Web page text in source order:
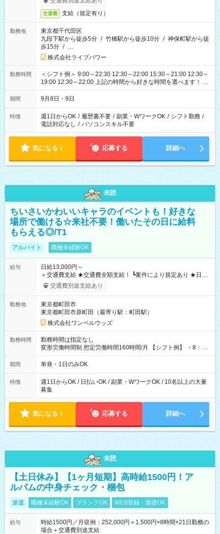
交通費 支給（規定有り）
勤務地
東京都千代田区
九段下駅から徒歩5分 / 竹橋駅から徒歩10分 / 神保町駅から徒
歩15分 / …
株式会社ライブパワー
勤務時間
＜シフト例＞ 9:00～22:30 12:30～22:00 15:30～21:00 12:30～
19:00 12:30～22:00 上記の時間から好きな時間を選べます！ ※
時間は変更となる可能性があります
期間 9月8日・9日
特徴 週1日からOK / 履歴書不要 / 副業・WワークOK / シフト勤務 /
電話対応なし / パソコンスキル不要
気になる！ 応募する 詳細へ
未読
ちいさいかわいいキャラのイベントも！好きな
場所で働ける☆来社不要！働いたその日に給料
もらえる◎/T1
アルバイト 職種未経験OK
給与
日給13,000円～
＋交通費支給 ★交通費全額支給！ ┗案件により規定あり ★日払
いOK！（規定あり） ┗働いたその日に現金GET♪ お仕事後はコ
ンビニATMから 日払い分を引き落とせます！ 【試用期間】試
交通費別途支給あり
勤務地
東京都町田市
東京都町田市原町田（最寄り駅：町田駅）
株式会社ワンベルウッズ
勤務時間
勤務時間は指定なし
変形労働時間制 想定労働時間160時間/月 【シフト例】 ・8：00
～21：00
期間 単発・1日のみOK
特徴
週1日からOK / 日払いOK / 副業・WワークOK / 10名以上の大量
募集
気になる！ 応募する 詳細へ
未読
【土日休み】【1ヶ月短期】高時給1500円！ア
ルバムの中身チェック・梱包
派遣 職種未経験OK ブランクOK WEB登録・面接OK
給与
時給1500円／月収例：252,000円＝1,500円×8時間×21日勤務の
場合＋交通費別途支給